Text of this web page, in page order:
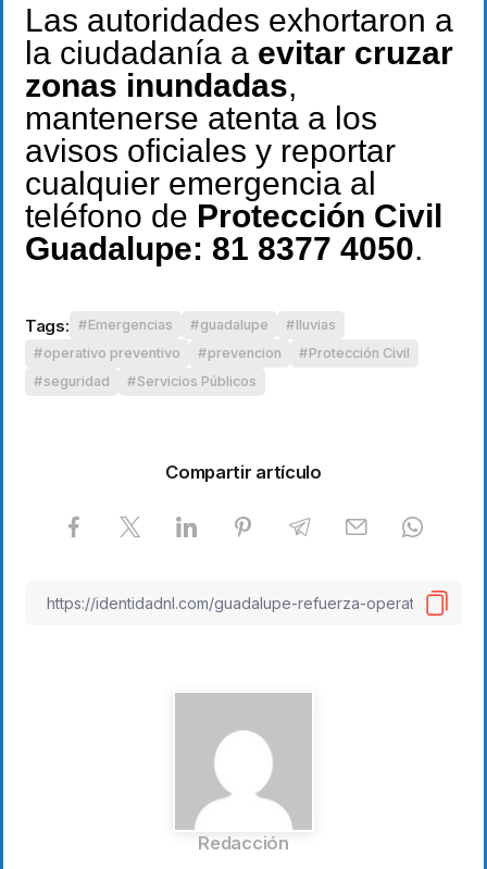
Las autoridades exhortaron a
la ciudadanía a evitar cruzar
zonas inundadas,
mantenerse atenta a los
avisos oficiales y reportar
cualquier emergencia al
teléfono de Protección Civil
Guadalupe: 81 8377 4050.
Tags: Emergencias guadalupe
lluvias
operativo preventivo
prevencion
Protección Civil
seguridad
Servicios Públicos
Compartir artículo
Redacción